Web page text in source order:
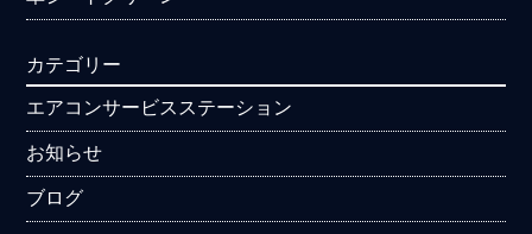
カテゴリー
エアコンサービスステーション
お知らせ
ブログ